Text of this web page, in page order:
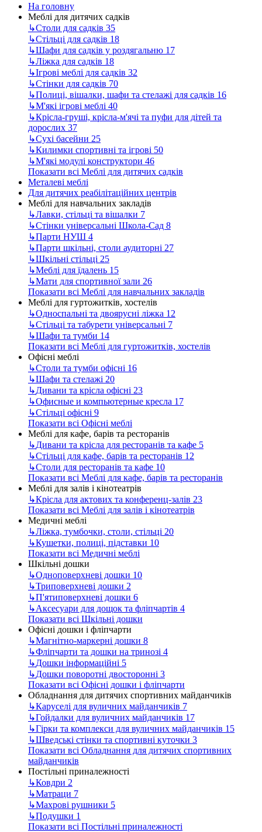
На головну
Меблі для дитячих садків
↳Столи для садків 35
↳Стільці для садків 18
↳Шафи для садків у роздягальню 17
↳Ліжка для садків 18
↳Ігрові меблі для садків 32
↳Стінки для садків 70
↳Полиці, вішалки, шафи та стелажі для садків 16
↳М'які ігрові меблі 40
↳Крісла-груші, крісла-м'ячі та пуфи для дітей та
дорослих 37
↳Сухі басейни 25
↳Килимки спортивні та ігрові 50
↳М'які модулі конструктори 46
Показати всі Меблі для дитячих садків
Металеві меблі
Для дитячих реабілітаційних центрів
Меблі для навчальних закладів
↳Лавки, стільці та вішалки 7
↳Стінки універсальні Школа-Сад 8
↳Парти НУШ 4
↳Парти шкільні, столи аудиторні 27
↳Шкільні стільці 25
↳Меблі для їдалень 15
↳Мати для спортивної зали 26
Показати всі Меблі для навчальних закладів
Меблі для гуртожитків, хостелів
↳Односпальні та двоярусні ліжка 12
↳Стільці та табурети універсальні 7
↳Шафи та тумби 14
Показати всі Меблі для гуртожитків, хостелів
Офісні меблі
↳Столи та тумби офісні 16
↳Шафи та стелажі 20
↳Дивани та крісла офісні 23
↳Офисные и компьютерные кресла 17
↳Стільці офісні 9
Показати всі Офісні меблі
Меблі для кафе, барів та ресторанів
↳Дивани та крісла для ресторанів та кафе 5
↳Стільці для кафе, барів та ресторанів 12
↳Столи для ресторанів та кафе 10
Показати всі Меблі для кафе, барів та ресторанів
Меблі для залів і кінотеатрів
↳Крісла для актових та конференц-залів 23
Показати всі Меблі для залів і кінотеатрів
Медичні меблі
↳Ліжка, тумбочки, столи, стільці 20
↳Кушетки, полиці, підставки 10
Показати всі Медичні меблі
Шкільні дошки
↳Одноповерхневі дошки 10
↳Триповерхневі дошки 2
↳П'ятиповерхневі дошки 6
↳Аксесуари для дощок та фліпчартів 4
Показати всі Шкільні дошки
Офісні дошки і фліпчарти
↳Магнітно-маркерні дошки 8
↳Фліпчарти та дошки на тринозі 4
↳Дошки інформаційні 5
↳Дошки поворотні двосторонні 3
Показати всі Офісні дошки і фліпчарти
Обладнання для дитячих спортивних майданчиків
↳Каруселі для вуличних майданчиків 7
↳Гойдалки для вуличних майданчиків 17
↳Гірки та комплекси для вуличних майданчиків 15
↳Шведські стінки та спортивні куточки 3
Показати всі Обладнання для дитячих спортивних
майданчиків
Постільні приналежності
↳Ковдри 2
↳Матраци 7
↳Махрові рушники 5
↳Подушки 1
Показати всі Постільні приналежності